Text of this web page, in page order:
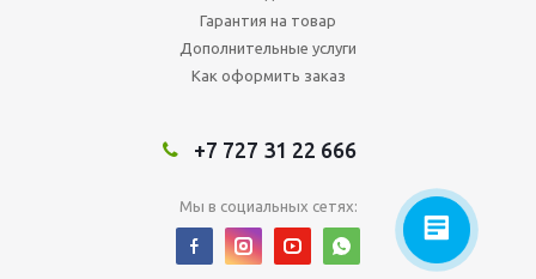
Гарантия на товар
Дополнительные услуги
Как оформить заказ
+7 727 31 22 666
Мы в социальных сетях: